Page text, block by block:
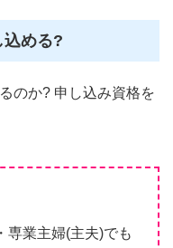
込める?
のか? 申し込み資格を
専業主婦(主夫)でも